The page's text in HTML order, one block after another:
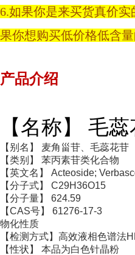
6.如果你是来买货真价
果你想购买低价格低含量
产品介绍
【名称】 毛
【别名】 麦角甾苷、毛蕊花苷
【类别】 苯丙素苷类化合物
【英文名】 Acteoside;
【分子式】 C29H36O15
【分子量】 624.59
【CAS号】 61276-17-3
物化性质
【检测方式】高效液相色谱法
【性状】 本品为白色针晶粉